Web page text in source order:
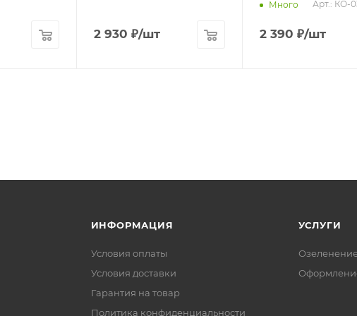
2 930 ₽/шт
Много Арт.: КО-
2 390 ₽/шт
ИНФОРМАЦИЯ
Условия оплаты
Условия доставки
Гарантия на товар
Политика конфиденциальности
УСЛУГИ